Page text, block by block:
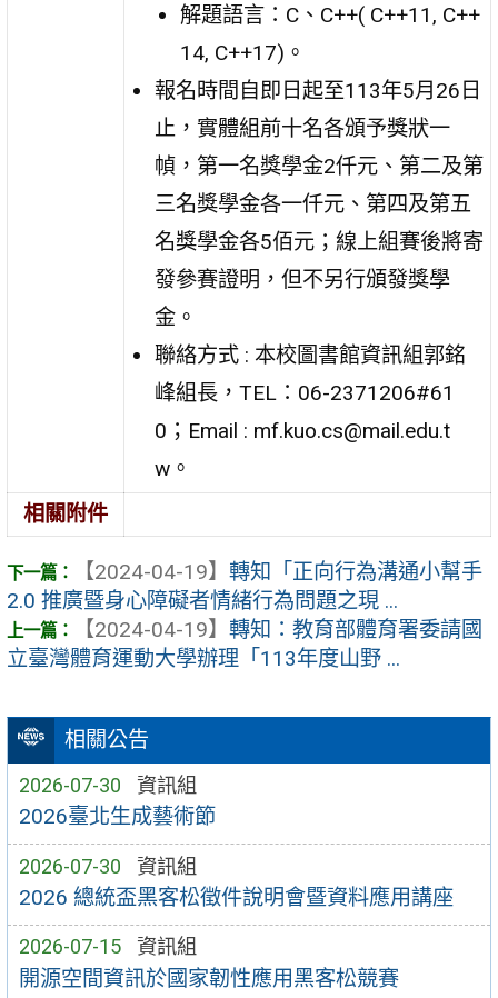
相關公告
2026-07-30 資訊組
2026臺北生成藝術節
2026-07-30 資訊組
2026 總統盃黑客松徵件說明會暨資料應用講座
2026-07-15 資訊組
開源空間資訊於國家韌性應用黑客松競賽
解題語言：C、C++( C++11, C++
14, C++17)。
報名時間自即日起至113年5月26日
止，實體組前十名各頒予獎狀一
幀，第一名獎學金2仟元、第二及第
三名獎學金各一仟元、第四及第五
名獎學金各5佰元；線上組賽後將寄
發參賽證明，但不另行頒發獎學
金。
聯絡方式 : 本校圖書館資訊組郭銘
峰組長，TEL：06-2371206#61
0；Email : mf.kuo.cs@mail.edu.t
w。
相關附件
【2024-04-19】 轉知「正向行為溝通小幫手
2.0 推廣暨身心障礙者情緒行為問題之現 ...
【2024-04-19】 轉知：教育部體育署委請國
立臺灣體育運動大學辦理「113年度山野 ...